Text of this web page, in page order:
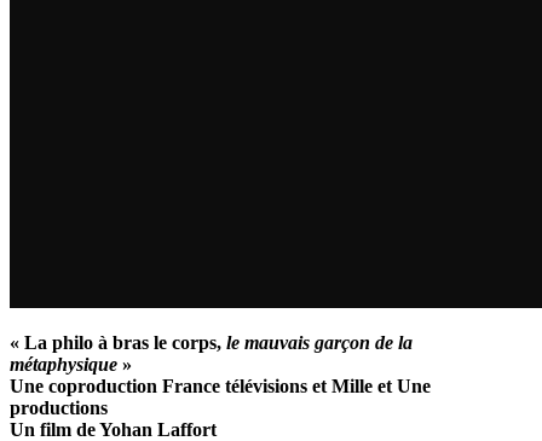
« La philo à bras le corps, le mauvais garçon de la
métaphysique »
Une coproduction France télévisions et Mille et Une
productions
Un film de Yohan Laffort